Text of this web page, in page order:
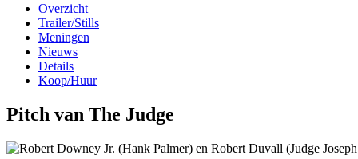
Overzicht
Trailer/Stills
Meningen
Nieuws
Details
Koop/Huur
Pitch van The Judge